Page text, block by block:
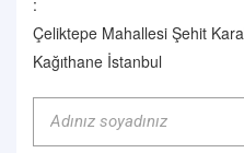
Çeliktepe Mahallesi Şehit
Kağıthane İstanbul